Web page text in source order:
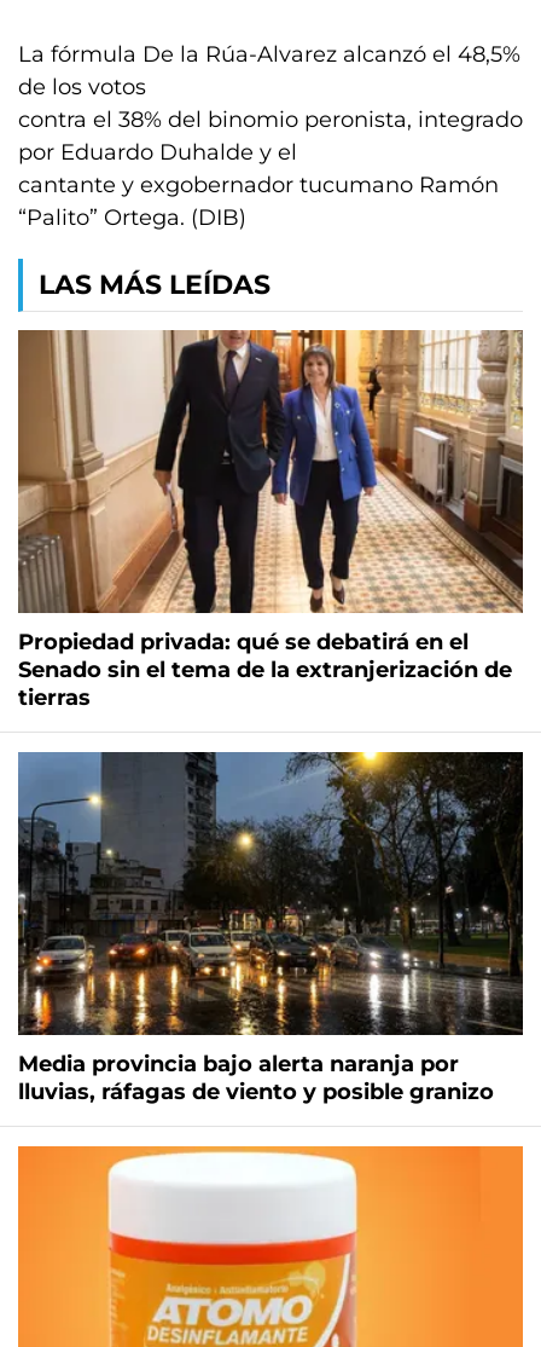
La fórmula De la Rúa-Alvarez alcanzó el 48,5%
de los votos
contra el 38% del binomio peronista, integrado
por Eduardo Duhalde y el
cantante y exgobernador tucumano Ramón
“Palito” Ortega. (DIB)
LAS MÁS LEÍDAS
Propiedad privada: qué se debatirá en el
Senado sin el tema de la extranjerización de
tierras
Media provincia bajo alerta naranja por
lluvias, ráfagas de viento y posible granizo